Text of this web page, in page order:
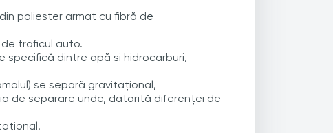
poliester armat cu fibră de
traficul auto.
dintre apă si hidrocarburi,
se separă gravitațional,
de separare unde, datorită diferenței de